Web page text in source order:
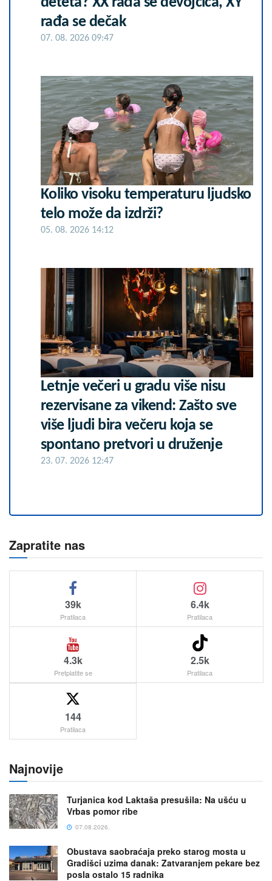
rađa se dečak
07. 08. 2026 09:47
Koliko visoku temperaturu ljudsko
telo može da izdrži?
05. 08. 2026 14:12
Letnje večeri u gradu više nisu
rezervisane za vikend: Zašto sve
više ljudi bira večeru koja se
spontano pretvori u druženje
23. 07. 2026 12:47
Zapratite nas
39k
Pratilaca
6.4k
Pratilaca
4.3k
Pretplatite se
2.5k
Pratilaca
144
Pratilaca
Najnovije
Turjanica kod Laktaša presušila: Na ušću u
Vrbas pomor ribe
07.08.2026.
Obustava saobraćaja preko starog mosta u
Gradišci uzima danak: Zatvaranjem pekare bez
posla ostalo 15 radnika